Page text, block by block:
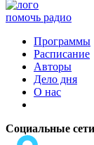
помочь радио
Программы
Расписание
Авторы
Дело дня
О нас
Социальные сети